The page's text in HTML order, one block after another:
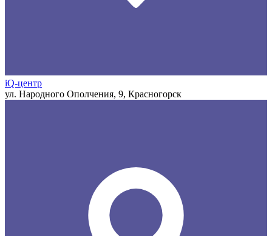
iQ-центр
ул. Народного Ополчения, 9, Красногорск